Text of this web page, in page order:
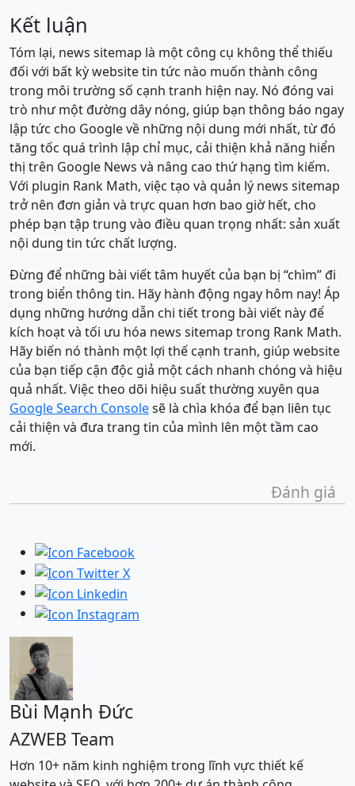
Kết luận
Tóm lại, news sitemap là một công cụ không thể thiếu
đối với bất kỳ website tin tức nào muốn thành công
trong môi trường số cạnh tranh hiện nay. Nó đóng vai
trò như một đường dây nóng, giúp bạn thông báo ngay
lập tức cho Google về những nội dung mới nhất, từ đó
tăng tốc quá trình lập chỉ mục, cải thiện khả năng hiển
thị trên Google News và nâng cao thứ hạng tìm kiếm.
Với plugin Rank Math, việc tạo và quản lý news sitemap
trở nên đơn giản và trực quan hơn bao giờ hết, cho
phép bạn tập trung vào điều quan trọng nhất: sản xuất
nội dung tin tức chất lượng.
Đừng để những bài viết tâm huyết của bạn bị “chìm” đi
trong biển thông tin. Hãy hành động ngay hôm nay! Áp
dụng những hướng dẫn chi tiết trong bài viết này để
kích hoạt và tối ưu hóa news sitemap trong Rank Math.
Hãy biến nó thành một lợi thế cạnh tranh, giúp website
của bạn tiếp cận độc giả một cách nhanh chóng và hiệu
quả nhất. Việc theo dõi hiệu suất thường xuyên qua
Google Search Consolesẽ là chìa khóa để bạn liên tục
cải thiện và đưa trang tin của mình lên một tầm cao
mới.
Đánh giá
Bùi Mạnh Đức
AZWEB Team
Hơn 10+ năm kinh nghiệm trong lĩnh vực thiết kế